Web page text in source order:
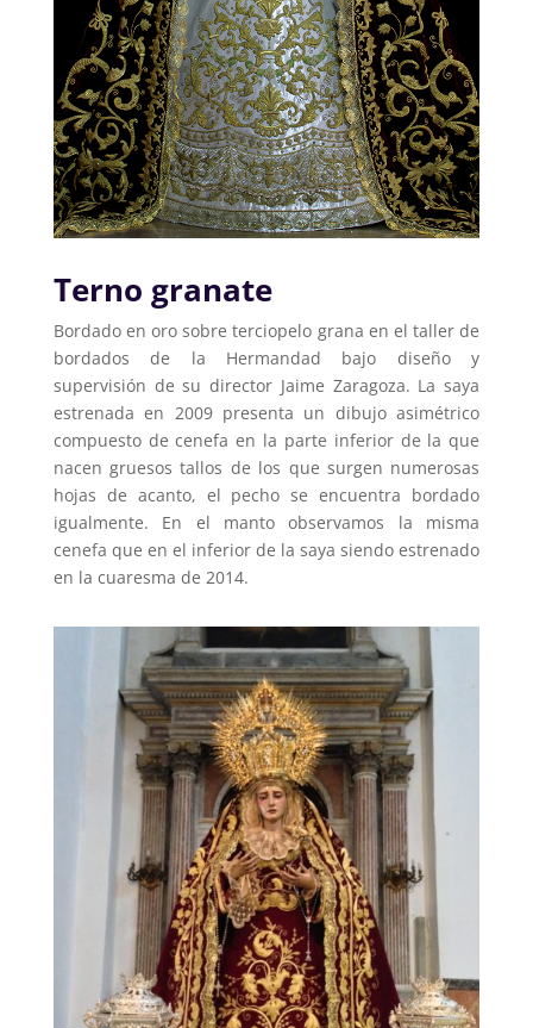
Terno granate
Bordado en oro sobre terciopelo grana en el taller de
bordados de la Hermandad bajo diseño y
supervisión de su director Jaime Zaragoza. La saya
estrenada en 2009 presenta un dibujo asimétrico
compuesto de cenefa en la parte inferior de la que
nacen gruesos tallos de los que surgen numerosas
hojas de acanto, el pecho se encuentra bordado
igualmente. En el manto observamos la misma
cenefa que en el inferior de la saya siendo estrenado
en la cuaresma de 2014.